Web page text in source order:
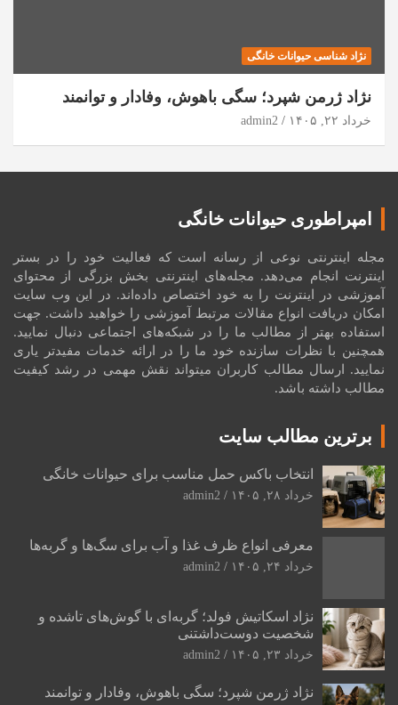
نژاد شناسی حیوانات خانگی
نژاد ژرمن شپرد؛ سگی باهوش، وفادار و توانمند
خرداد ۲۲, ۱۴۰۵ admin2
امپراطوری حیوانات خانگی
مجله اینترنتی نوعی از رسانه است که فعالیت خود را در بستر
اینترنت انجام می‌دهد. مجله‌های اینترنتی بخش بزرگی از محتوای
آموزشی در اینترنت را به خود اختصاص داده‌اند. در این وب سایت
امکان دریافت انواع مقالات مرتبط آموزشی را خواهید داشت. جهت
استفاده بهتر از مطالب ما را در شبکه‌های اجتماعی دنبال نمایید.
همچنین با نظرات سازنده خود ما را در ارائه خدمات مفیدتر یاری
نمایید. ارسال مطالب کاربران میتواند نقش مهمی در رشد کیفیت
مطالب داشته باشد.
برترین مطالب سایت
انتخاب باکس حمل مناسب برای حیوانات خانگی
خرداد ۲۸, ۱۴۰۵ admin2
معرفی انواع ظرف غذا و آب برای سگ‌ها و گربه‌ها
خرداد ۲۴, ۱۴۰۵ admin2
نژاد اسکاتیش فولد؛ گربه‌ای با گوش‌های تاشده و
شخصیت دوست‌داشتنی
خرداد ۲۳, ۱۴۰۵ admin2
نژاد ژرمن شپرد؛ سگی باهوش، وفادار و توانمند